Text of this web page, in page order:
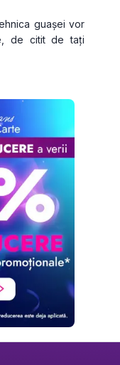
guașei vor
de citit de tați